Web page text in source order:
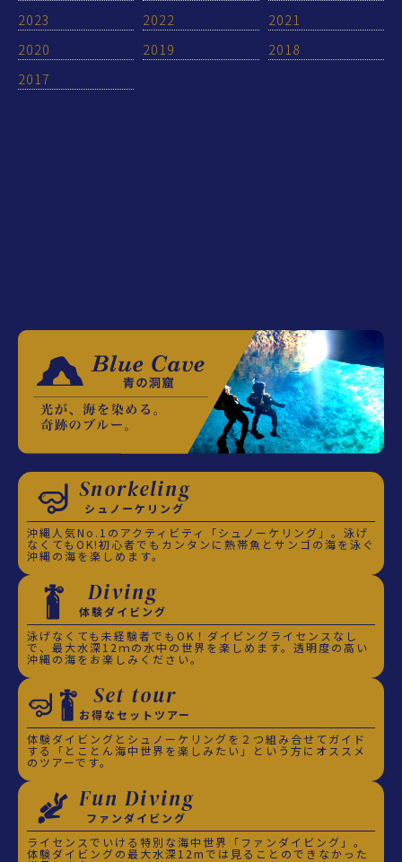
2023
2022
2021
2020
2019
2018
2017
Snorkeling
シュノーケリング
沖縄人気No.1のアクティビティ「シュノーケリング」。泳げ
なくてもOK!初心者でもカンタンに熱帯魚とサンゴの海を泳ぐ
沖縄の海を楽しめます。
Diving
体験ダイビング
泳げなくても未経験者でもOK！ダイビングライセンスなし
で、最大水深12ｍの水中の世界を楽しめます。透明度の高い
沖縄の海をお楽しみください。
Set tour
お得なセットツアー
体験ダイビングとシュノーケリングを２つ組み合せてガイド
する「とことん海中世界を楽しみたい」という方にオススメ
のツアーです。
Fun Diving
ファンダイビング
ライセンスでいける特別な海中世界「ファンダイビング」。
体験ダイビングの最大水深12mでは見ることのできなかった